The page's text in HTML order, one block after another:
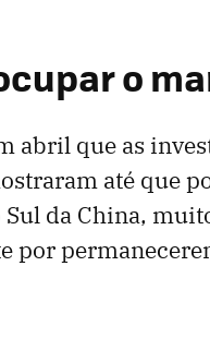
o
abril que as
até que
da China,
por